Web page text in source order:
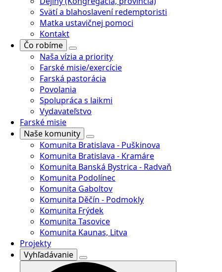
Svätí a blahoslavení redemptoristi
Matka ustavičnej pomoci
Kontakt
Čo robíme
Naša vízia a priority
Farské misie/exercície
Farská pastorácia
Povolania
Spolupráca s laikmi
Vydavateľstvo
Farské misie
Naše komunity
Komunita Bratislava - Puškinova
Komunita Bratislava - Kramáre
Komunita Banská Bystrica - Radvaň
Komunita Podolínec
Komunita Gaboltov
Komunita Děčín - Podmokly
Komunita Frýdek
Komunita Tasovice
Komunita Kaunas, Litva
Projekty
Vyhľadávanie
Search